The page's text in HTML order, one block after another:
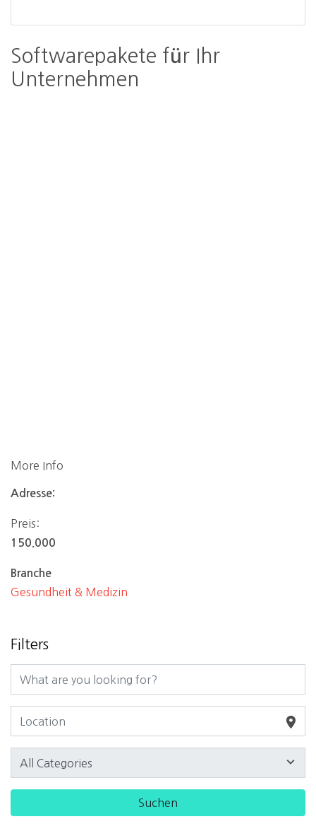
Softwarepakete für Ihr
Unternehmen
More Info
Adresse:
Preis:
150.000
Branche
Gesundheit & Medizin
Filters